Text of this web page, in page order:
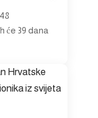
će 39 dana